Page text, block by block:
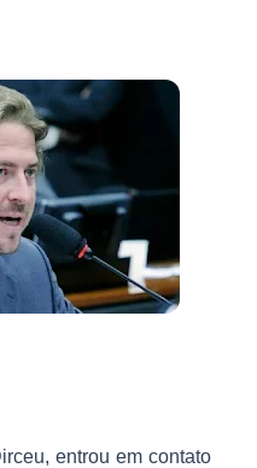
entrou em contato